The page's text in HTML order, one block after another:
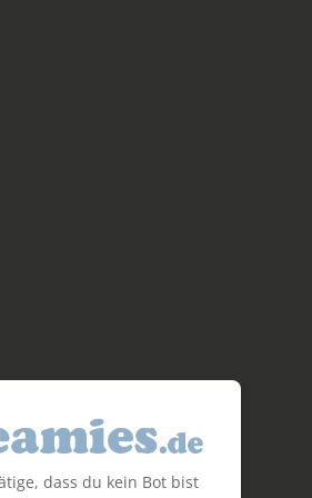
dass du kein Bot bist